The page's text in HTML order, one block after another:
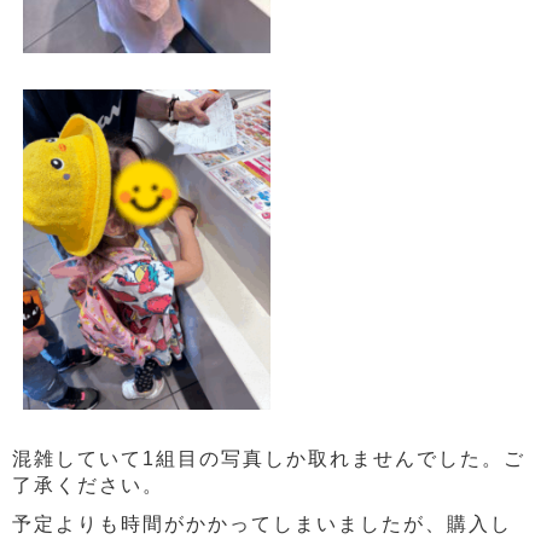
混雑していて1組目の写真しか取れませんでした。ご
了承ください。
予定よりも時間がかかってしまいましたが、購入し